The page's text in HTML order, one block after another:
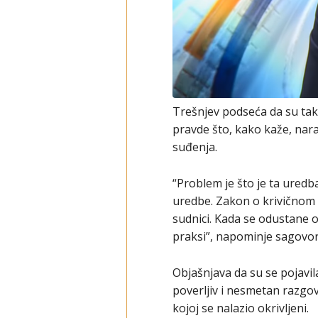
Trešnjev podseća da su
pravde što, kako kaže,
suđenja.
“Problem je što je ta
uredbe. Zakon o
sudnici. Kada se
praksi”, napominje
Objašnjava da su se
poverljiv i nesmetan
kojoj se nalazio okrivljeni.